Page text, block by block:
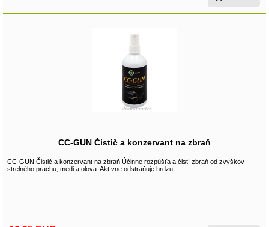
CC-GUN Čistič a konzervant na zbraň
CC-GUN Čistič a konzervant na zbraň Účinne rozpúšťa a čistí zbraň od zvyškov
strelného prachu, medi a olova. Aktívne odstraňuje hrdzu.